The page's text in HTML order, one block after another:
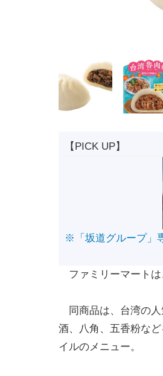
【PICK UP】
※「坂道グループ」
ファミリーマートは
同商品は、台湾の人
酒、八角、五香粉な
イルのメニュー。